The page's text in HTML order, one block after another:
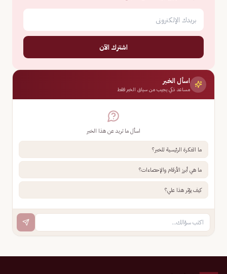
اشترك الآن
اسأل الخبر
مساعد ذكي يجيب من سياق الخبر فقط
اسأل ما تريد عن هذا الخبر
ما الفكرة الرئيسية للخبر؟
ما هي أبرز الأرقام والإحصاءات؟
كيف يؤثر هذا علي؟